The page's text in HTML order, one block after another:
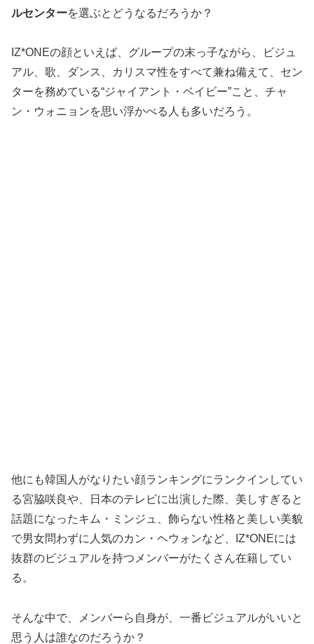
ルセンターを選ぶとどうなるだろうか？
IZ*ONEの顔といえば、グループの末っ子ながら、ビジュ
アル、歌、ダンス、カリスマ性をすべて兼ね備えて、セン
ターを務めている“ジャイアント・ベイビー”こと、チャ
ン・ウォニョンを思い浮かべる人も多いだろう。
他にも韓国人がなりたい顔ランキングにランクインしてい
る宮脇咲良や、日本のテレビに出演した際、美しすぎると
話題になったキム・ミンジュ、飾らない性格と美しい美貌
で男女問わずに人気のカン・ヘウォンなど、IZ*ONEには
抜群のビジュアルを持つメンバーがたくさん在籍してい
る。
そんな中で、メンバーら自身が、一番ビジュアルがいいと
思う人は誰なのだろうか？